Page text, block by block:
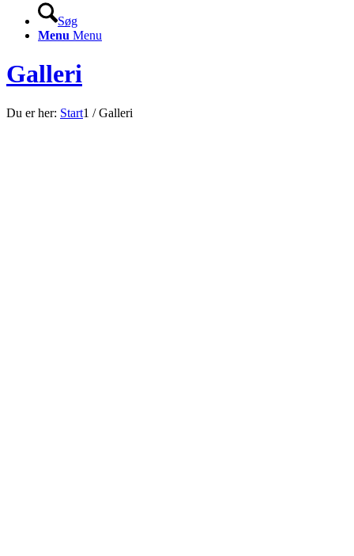
Søg
Menu Menu
Galleri
Du er her: Start1 / Galleri